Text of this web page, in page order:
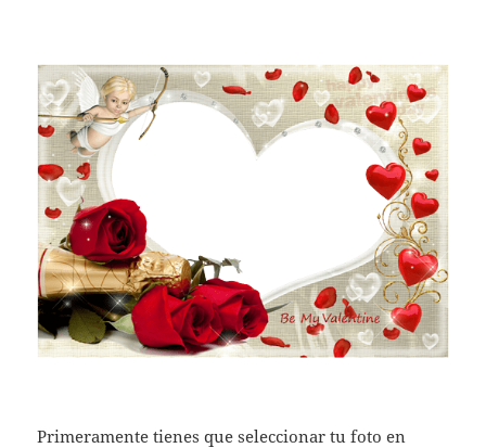
Primeramente tienes que seleccionar tu foto en